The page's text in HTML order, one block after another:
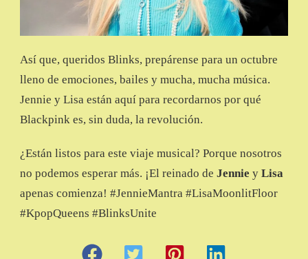
Así que, queridos Blinks, prepárense para un octubre
lleno de emociones, bailes y mucha, mucha música.
Jennie y Lisa están aquí para recordarnos por qué
Blackpink es, sin duda, la revolución.
¿Están listos para este viaje musical? Porque nosotros
no podemos esperar más. ¡El reinado de Jennie y Lisa
apenas comienza! #JennieMantra #LisaMoonlitFloor
#KpopQueens #BlinksUnite